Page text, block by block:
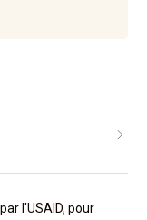
l'USAID, pour